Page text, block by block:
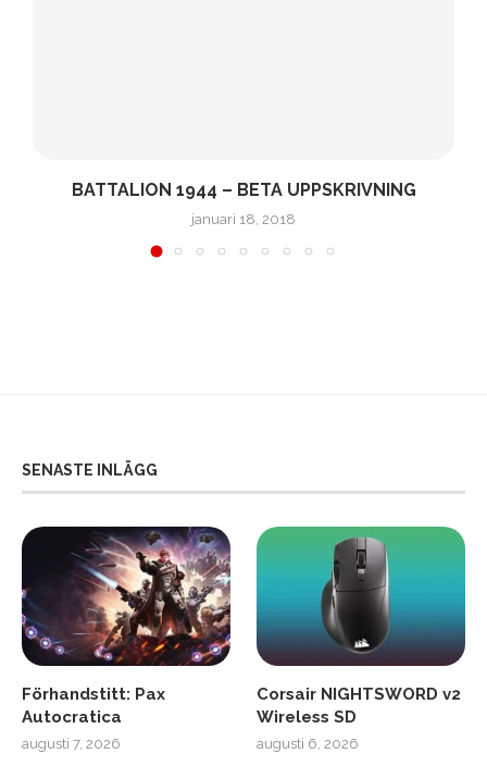
BATTALION 1944 – BETA UPPSKRIVNING
januari 18, 2018
SENASTE INLÄGG
Förhandstitt: Pax
Autocratica
augusti 7, 2026
Corsair NIGHTSWORD v2
Wireless SD
augusti 6, 2026